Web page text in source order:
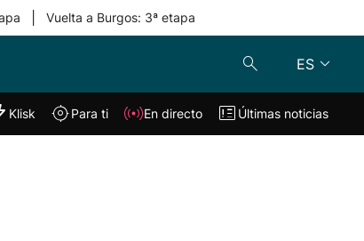
Vuelta a Burgos: 3ª etapa
ES
Klisk En directo
Klisk Para ti En directo Últimas noticias